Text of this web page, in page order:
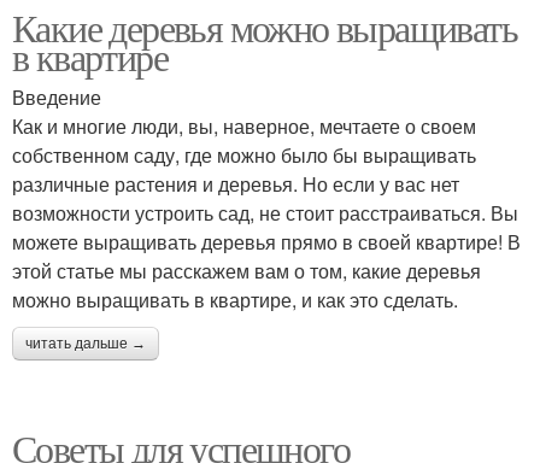
Какие деревья можно выращивать
в квартире
Введение
Как и многие люди, вы, наверное, мечтаете о своем
собственном саду, где можно было бы выращивать
различные растения и деревья. Но если у вас нет
возможности устроить сад, не стоит расстраиваться. Вы
можете выращивать деревья прямо в своей квартире! В
этой статье мы расскажем вам о том, какие деревья
можно выращивать в квартире, и как это сделать.
читать дальше →
Советы для успешного